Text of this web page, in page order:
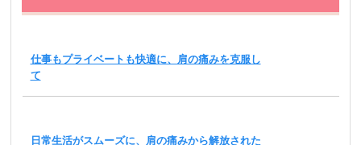
仕事もプライベートも快適に、肩の痛みを克服し
て
日常生活がスムーズに、肩の痛みから解放された